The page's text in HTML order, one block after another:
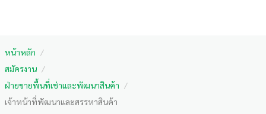
หน้าหลัก /
สมัครงาน /
ฝ่ายขายพื้นที่เช่าและพัฒนาสินค้า /
เจ้าหน้าที่พัฒนาและสรรหาสินค้า